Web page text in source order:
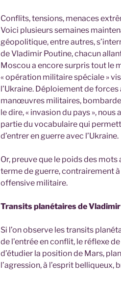
Conflits, tensions, menaces
Voici plusieurs semaines
géopolitique, entre autres,
de Vladimir Poutine, chacun
Moscou a encore surpris tout le
« opération militaire spéciale »
l’Ukraine. Déploiement de
manœuvres militaires,
le dire, « invasion du pays »,
partie du vocabulaire qui
d’entrer en guerre avec l’Ukraine.
Or, preuve que le poids des
terme de guerre, contrairement
offensive militaire.
Transits planétaires de
Si l’on observe les transits
de l’entrée en conflit, le réflexe
d’étudier la position de Mars,
l’agression, à l’esprit belliqueux,